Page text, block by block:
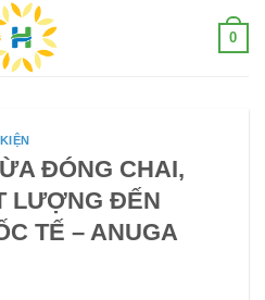
0
ĐÓNG CHAI,
LƯỢNG ĐẾN
TẾ – ANUGA